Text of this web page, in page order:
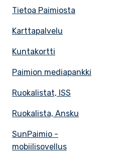
Tietoa Paimiosta
Karttapalvelu
Kuntakortti
Paimion mediapankki
Ruokalistat, ISS
Ruokalista, Ansku
SunPaimio -
mobiilisovellus